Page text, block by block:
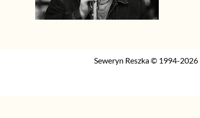
Seweryn Reszka © 1994-